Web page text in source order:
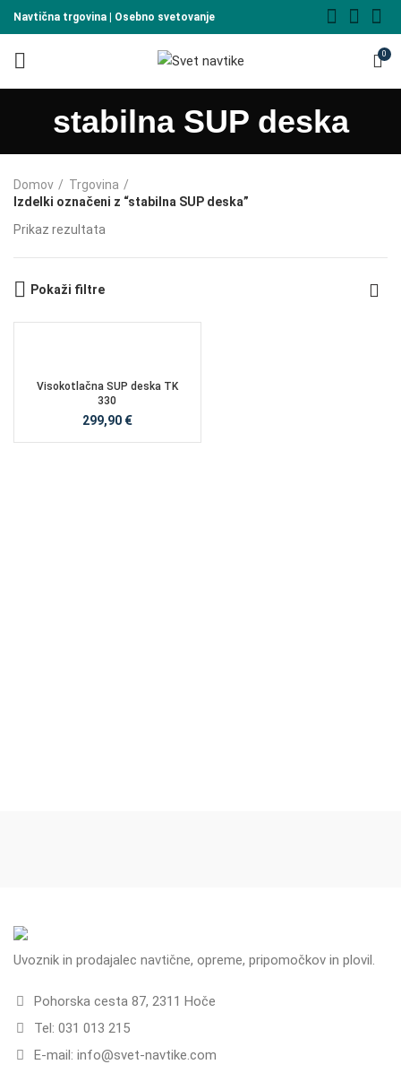
Navtična trgovina | Osebno svetovanje
0
stabilna SUP deska
Domov
Trgovina
Izdelki označeni z “stabilna SUP deska”
Prikaz rezultata
Pokaži filtre
Visokotlačna SUP deska TK
330
299,90 €
Uvoznik in prodajalec navtične, opreme, pripomočkov in plovil.
Pohorska cesta 87, 2311 Hoče
Tel: 031 013 215
E-mail: info@svet-navtike.com